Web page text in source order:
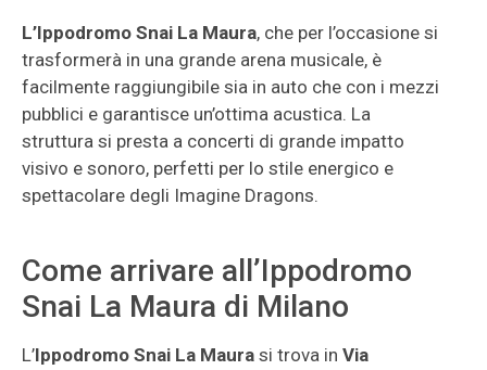
L’Ippodromo Snai La Maura, che per l’occasione si
trasformerà in una grande arena musicale, è
facilmente raggiungibile sia in auto che con i mezzi
pubblici e garantisce un’ottima acustica. La
struttura si presta a concerti di grande impatto
visivo e sonoro, perfetti per lo stile energico e
spettacolare degli Imagine Dragons.
Come arrivare all’Ippodromo
Snai La Maura di Milano
L’Ippodromo Snai La Maura si trova in Via